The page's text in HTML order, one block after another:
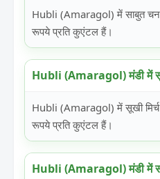
Hubli (Amaragol) में साबुत
रूपये प्रति कुएंटल हैं।
Hubli (Amaragol) मंडी में
Hubli (Amaragol) में सूखी
रूपये प्रति कुएंटल हैं।
Hubli (Amaragol) मंडी में